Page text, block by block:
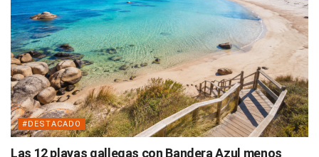
#DESTACADO
Las 12 playas gallegas con Bandera Azul menos